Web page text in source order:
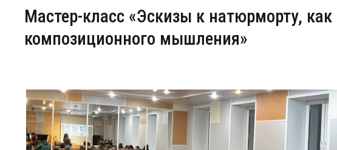
Конкурсы
Творческий инкубатор
Мастер-класс «Эскизы к натюрморту,
композиционного мышления»